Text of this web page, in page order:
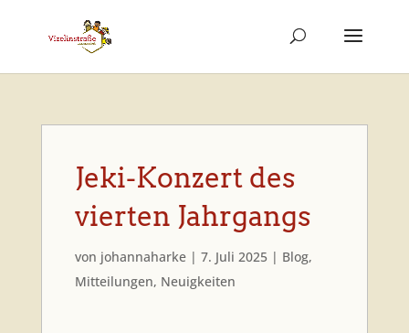
Jeki-Konzert des
vierten Jahrgangs
von johannaharke| 7. Juli 2025| Blog,
Mitteilungen, Neuigkeiten